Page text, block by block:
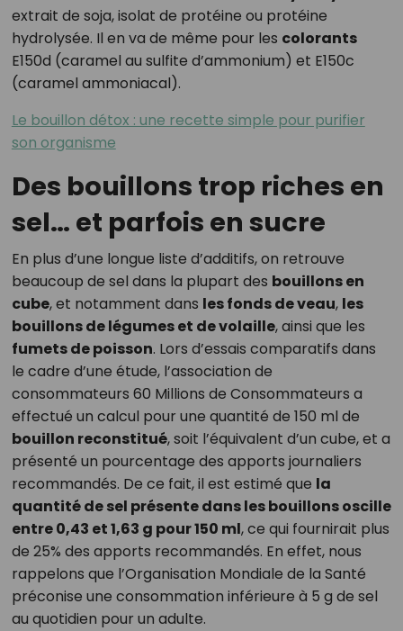
extrait de soja, isolat de protéine ou protéine
hydrolysée. Il en va de même pour les colorants
E150d (caramel au sulfite d’ammonium) et E150c
(caramel ammoniacal).
Le bouillon détox : une recette simple pour purifier
son organisme
Des bouillons trop riches en
sel… et parfois en sucre
En plus d’une longue liste d’additifs, on retrouve
beaucoup de sel dans la plupart des bouillons en
cube, et notamment dans les fonds de veau, les
bouillons de légumes et de volaille, ainsi que les
fumets de poisson. Lors d’essais comparatifs dans
le cadre d’une étude, l’association de
consommateurs 60 Millions de Consommateurs a
effectué un calcul pour une quantité de 150 ml de
bouillon reconstitué, soit l’équivalent d’un cube, et a
présenté un pourcentage des apports journaliers
recommandés. De ce fait, il est estimé que la
quantité de sel présente dans les bouillons oscille
entre 0,43 et 1,63 g pour 150 ml, ce qui fournirait plus
de 25% des apports recommandés. En effet, nous
rappelons que l’Organisation Mondiale de la Santé
préconise une consommation inférieure à 5 g de sel
au quotidien pour un adulte.